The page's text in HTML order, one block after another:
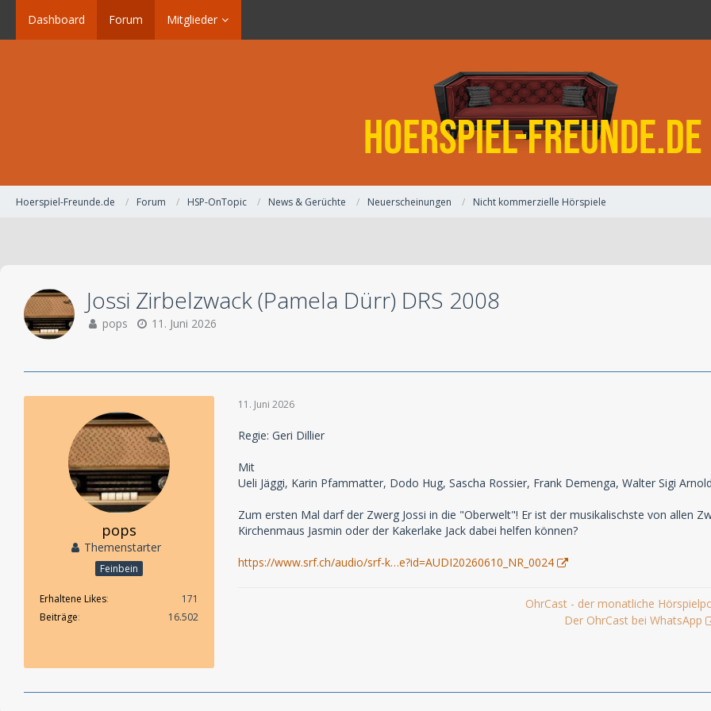
Dashboard Forum Mitglieder
Hoerspiel-Freunde.de Forum HSP-OnTopic News & Gerüchte Neuerscheinungen Nicht kommerzielle Hörspiele
Jossi Zirbelzwack (Pamela Dürr) DRS 2008
pops 11. Juni 2026
pops
Themenstarter
Feinbein
Erhaltene Likes
171
Beiträge
16.502
11. Juni 2026
Regie: Geri Dillier
Mit
Ueli Jäggi, Karin Pfammatter, Dodo Hug, Sascha Rossier, Frank Demenga, Walter Sigi
Zum ersten Mal darf der Zwerg Jossi in die "Oberwelt"! Er ist der musikalischste von allen
Kirchenmaus Jasmin oder der Kakerlake Jack dabei helfen können?
https://www.srf.ch/audio/srf-k…e?id=AUDI20260610_NR_0024
OhrCast - der monatliche
Der OhrCast bei WhatsApp